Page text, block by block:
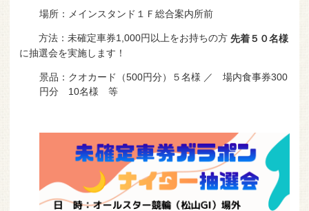
場所：メインスタンド１Ｆ総合案内所前
方法：未確定車券1,000円以上をお持ちの方 先着５０名様
に抽選会を実施します！
景品：クオカード（500円分）５名様 ／ 場内食事券300
円分 10名様 等